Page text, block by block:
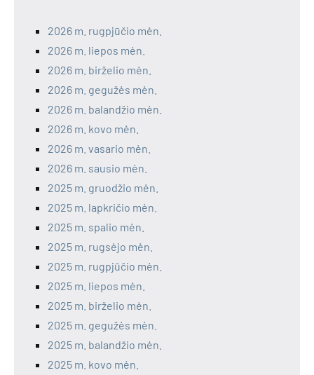
2026 m. rugpjūčio mėn.
2026 m. liepos mėn.
2026 m. birželio mėn.
2026 m. gegužės mėn.
2026 m. balandžio mėn.
2026 m. kovo mėn.
2026 m. vasario mėn.
2026 m. sausio mėn.
2025 m. gruodžio mėn.
2025 m. lapkričio mėn.
2025 m. spalio mėn.
2025 m. rugsėjo mėn.
2025 m. rugpjūčio mėn.
2025 m. liepos mėn.
2025 m. birželio mėn.
2025 m. gegužės mėn.
2025 m. balandžio mėn.
2025 m. kovo mėn.